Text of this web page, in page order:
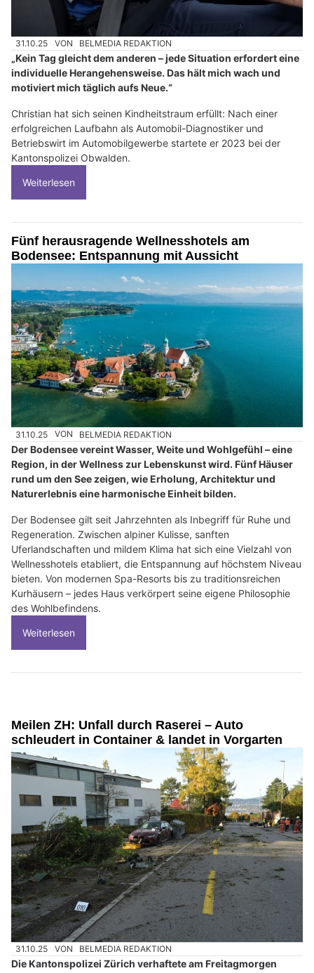
31.10.25 VON BELMEDIA REDAKTION
„Kein Tag gleicht dem anderen – jede Situation erfordert eine
individuelle Herangehensweise. Das hält mich wach und
motiviert mich täglich aufs Neue.“
Christian hat sich seinen Kindheitstraum erfüllt: Nach einer
erfolgreichen Laufbahn als Automobil-Diagnostiker und
Betriebswirt im Automobilgewerbe startete er 2023 bei der
Kantonspolizei Obwalden.
Weiterlesen
Fünf herausragende Wellnesshotels am
Bodensee: Entspannung mit Aussicht
31.10.25 VON BELMEDIA REDAKTION
Der Bodensee vereint Wasser, Weite und Wohlgefühl – eine
Region, in der Wellness zur Lebenskunst wird. Fünf Häuser
rund um den See zeigen, wie Erholung, Architektur und
Naturerlebnis eine harmonische Einheit bilden.
Der Bodensee gilt seit Jahrzehnten als Inbegriff für Ruhe und
Regeneration. Zwischen alpiner Kulisse, sanften
Uferlandschaften und mildem Klima hat sich eine Vielzahl von
Wellnesshotels etabliert, die Entspannung auf höchstem Niveau
bieten. Von modernen Spa-Resorts bis zu traditionsreichen
Kurhäusern – jedes Haus verkörpert seine eigene Philosophie
des Wohlbefindens.
Weiterlesen
Meilen ZH: Unfall durch Raserei – Auto
schleudert in Container & landet in Vorgarten
31.10.25 VON BELMEDIA REDAKTION
Die Kantonspolizei Zürich verhaftete am Freitagmorgen